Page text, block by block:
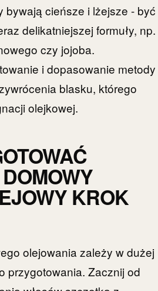
bywają cieńsze i lżejsze - być
delikatniejszej formuły, np.
czy jojoba.
i dopasowanie metody
blasku, którego
olejkowej.
KROK
olejowania zależy w dużej
przygotowania. Zacznij od